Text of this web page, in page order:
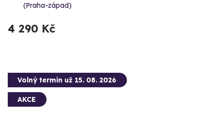
(Praha-západ)
4 290 Kč
Volný termín už 15. 08. 2026
AKCE